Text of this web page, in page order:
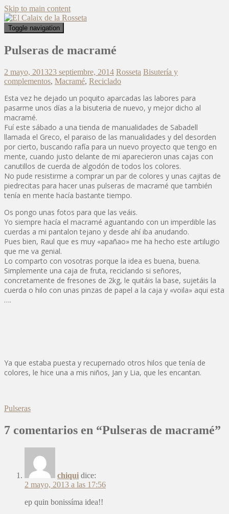
Skip to main content
Toggle navigation
Pulseras de macramé
2 mayo, 201323 septiembre, 2014 Rosseta Bisutería y
complementos, Macramé, Reciclado
Esta vez he dejado un poquito aparcadas las labores para
pasarme unos días a la bisuteria de nuevo, y mejor dicho al
macramé.
Fuí este sábado a una tienda de manualidades de Sabadell
llamada el Greco, el paraiso de las manualidades y del desorden
por cierto, buscando rafía para un nuevo proyecto que tengo en
mente, cuando justo delante de mi aparecieron unas cajas con
canutillos de cuerda de algodón de todos los colores.
No pude resistirme a comprar un par de colores y unas cajitas de
piedrecitas para hacer unas pulseras de macramé que también
tenía en mente hacía bastante tiempo.
Os pongo unas fotos para que las veáis.
Yo siempre hacía el macramé aguantando con un imperdible las
cuerdas a mi pantalon tejano y desde ahí iba anudando.
Pues bien, Raul que es muy «apañao» me ha hecho este artilugio
que me va genial.
Lo comparto con vosotras porque la idea es buena, buena.
Simplemente una caja de fruta, reciclando si señores,
concretamente de fresones de 2kg, le quitáis la base, sujetáis la
cuerda o hilo con unas pinzas de papel a la caja y «voila» aqui esta
….
Ya que estaba puesta y recupernado otros hilos que tenía de
colores, le hice una a mis niños, Jan y Lia, que les encantan.
Pulseras
7 comentarios en “Pulseras de macramé”
chiqui dice:
2 mayo, 2013 a las 17:56
ep quin bonissíma idea!!